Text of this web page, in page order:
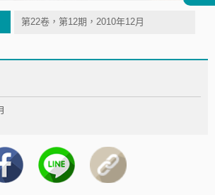
第22卷，第12期，2010年12月